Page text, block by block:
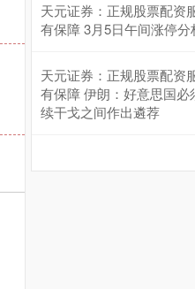
天元证券：正规股票配资
有保障 3月5日午间涨停分
天元证券：正规股票配资
有保障 伊朗：好意思国
续干戈之间作出遴荐